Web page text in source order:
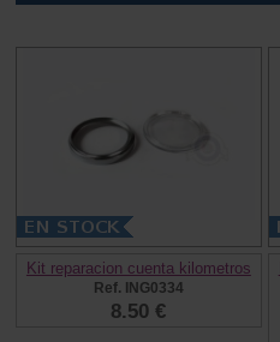
Kit reparacion cuenta kilometros
Ref. ING0334
8.50 €